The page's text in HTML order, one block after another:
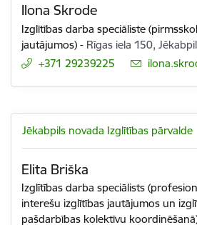
Ilona Skrode
Izglītības darba speciāliste
jautājumos) - Rīgas iela 150,
+371 29239225
E-pasts:
Jēkabpils novada Izglītības pārvalde
Elita Briška
Izglītības darba speciālists
interešu izglītības jautājumos un
pašdarbības kolektīvu